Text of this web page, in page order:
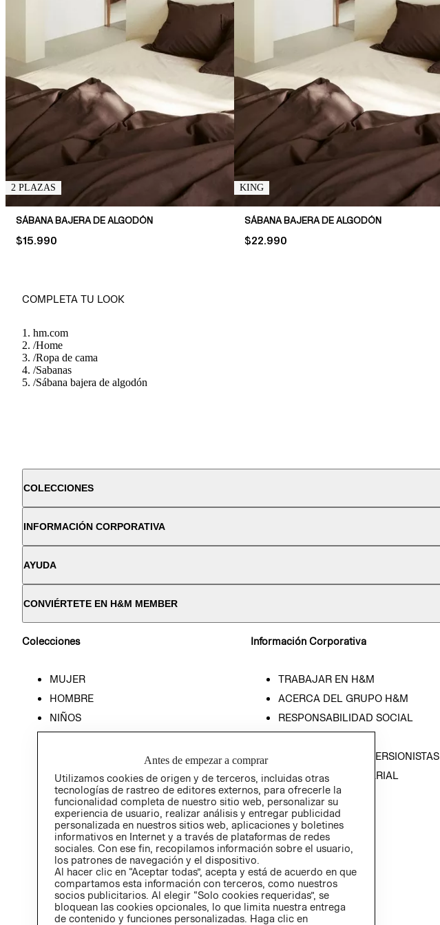
2 PLAZAS
SÁBANA BAJERA DE ALGODÓN
PRICE:
$15.990
KING
SÁBANA BAJERA DE ALGODÓN
PRICE:
$22.990
COMPLETA TU LOOK
hm.com
/Home
/Ropa de cama
/Sabanas
/Sábana bajera de algodón
COLECCIONES
INFORMACIÓN CORPORATIVA
AYUDA
CONVIÉRTETE EN H&M MEMBER
Colecciones
MUJER
HOMBRE
NIÑOS
Información Corporativa
TRABAJAR EN H&M
ACERCA DEL GRUPO H&M
RESPONSABILIDAD SOCIAL
RELACIÓN CON INVERSIONISTAS
POLÍTICA EMPRESARIAL
Antes de empezar a comprar
Utilizamos cookies de origen y de terceros, incluidas otras
tecnologías de rastreo de editores externos, para ofrecerle la
funcionalidad completa de nuestro sitio web, personalizar su
experiencia de usuario, realizar análisis y entregar publicidad
personalizada en nuestros sitios web, aplicaciones y boletines
informativos en Internet y a través de plataformas de redes
sociales. Con ese fin, recopilamos información sobre el usuario,
los patrones de navegación y el dispositivo.
Al hacer clic en “Aceptar todas”, acepta y está de acuerdo en que
compartamos esta información con terceros, como nuestros
socios publicitarios. Al elegir “Solo cookies requeridas”, se
bloquean las cookies opcionales, lo que limita nuestra entrega
de contenido y funciones personalizadas. Haga clic en